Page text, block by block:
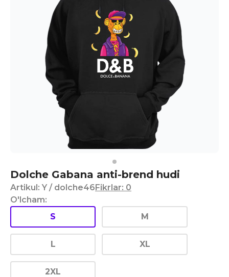
Dolche Gabana anti-brend hudi
Artikul: Y / dolche46Fikrlar: 0
O'lcham:
S
M
L XL
2XL